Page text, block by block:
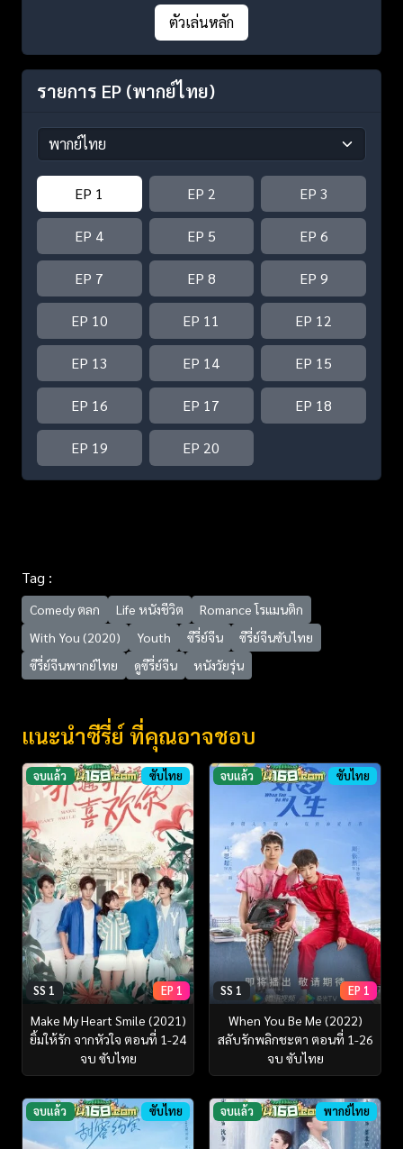
ตัวเล่นหลัก
รายการ EP (พากย์ไทย)
EP 1 EP 2 EP 3
EP 4 EP 5 EP 6
EP 7 EP 8 EP 9
EP 10 EP 11 EP 12
EP 13 EP 14 EP 15
EP 16 EP 17 EP 18
EP 19 EP 20
Tag :
Comedy ตลก Life หนังชีวิต
Romance โรแมนติก
With You (2020)
Youth ซีรี่ย์จีน
ซีรี่ย์จีนซับไทย
ซีรี่ย์จีนพากย์ไทย
ดูซีรี่ย์จีน หนังวัยรุ่น
แนะนำซีรี่ย์ ที่คุณอาจชอบ
จบแล้ว ซับไทย
SS 1 EP 1
Make My Heart Smile (2021)
ยิ้มให้รัก จากหัวใจ ตอนที่ 1-24
จบ ซับไทย
จบแล้ว ซับไทย
SS 1 EP 1
When You Be Me (2022)
สลับรักพลิกชะตา ตอนที่ 1-26
จบ ซับไทย
จบแล้ว ซับไทย จบแล้ว พากย์ไทย